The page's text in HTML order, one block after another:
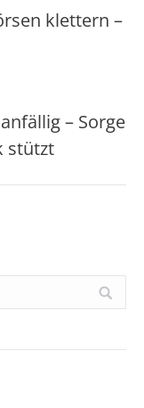
klettern –
– Sorge
stützt